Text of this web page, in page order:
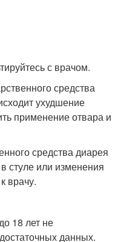
с врачом.
средства
ухудшение
применение отвара и
средства диарея
стуле или изменения
врачу.
18 лет не
данных.